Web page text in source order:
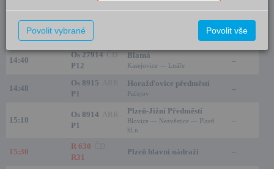
Čas/Aktuální Vlak/Linka Cíl/Přes Kolej
14:31
R 633
–
14:40
Os 27914 ČD
P12
Blatná
Kasejovice — Lnáře
–
14:48
Os 8915
P1
Horažďovice předměstí
Pačejov
–
15:10
Os 8914
ARR
P1
Plzeň-Jižní Předměstí
Blovice — Nezvěstice — Plzeň
hl.n.
–
15:30
R 630
R31
Plzeň hlavní nádraží –
Povolit vybrané Povolit vše